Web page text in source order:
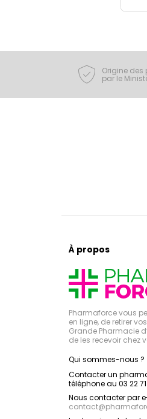
Origine des
par le
À propos
Pharmaforce vous
en ligne, de retirer
Grande Pharmacie
de les recevoir chez
Qui sommes-nous ?
Contacter un
téléphone au 03 22 71
Nous contacter par
contact@